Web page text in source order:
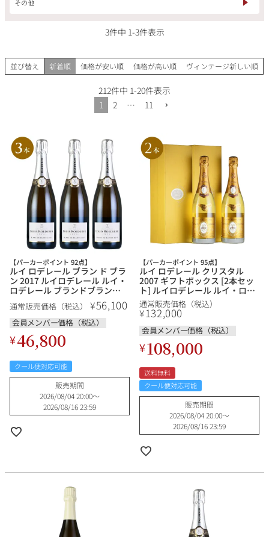
その他
3件中 1-3件表示
並び替え 新着順 価格が安い順 価格が高い順 ヴィンテージ新しい順
212件中 1-20件表示
1
2 … 11
【パーカーポイント 92点】
ルイ ロデレール ブラン ド ブラ
ン 2017 ルイロデレール ルイ・
ロデレール ブランドブラン
Louis Roederer Blanc de
Blancs フランス シャンパン シ
ャンパーニュ
通常販売価格（税込） ¥56,100
会員メンバー価格（税込）
¥46,800
クール便対応可能
販売期間
2026/08/04 20:00〜
2026/08/16 23:59
【パーカーポイント 95点】
ルイ ロデレール クリスタル
2007 ギフトボックス [2本セッ
ト] ルイロデレール ルイ・ロデ
レール Louis Roederer Cristal
シャンパン シャンパーニュ
通常販売価格（税込）
¥132,000
会員メンバー価格（税込）
¥108,000
送料無料
クール便対応可能
販売期間
2026/08/04 20:00〜
2026/08/16 23:59